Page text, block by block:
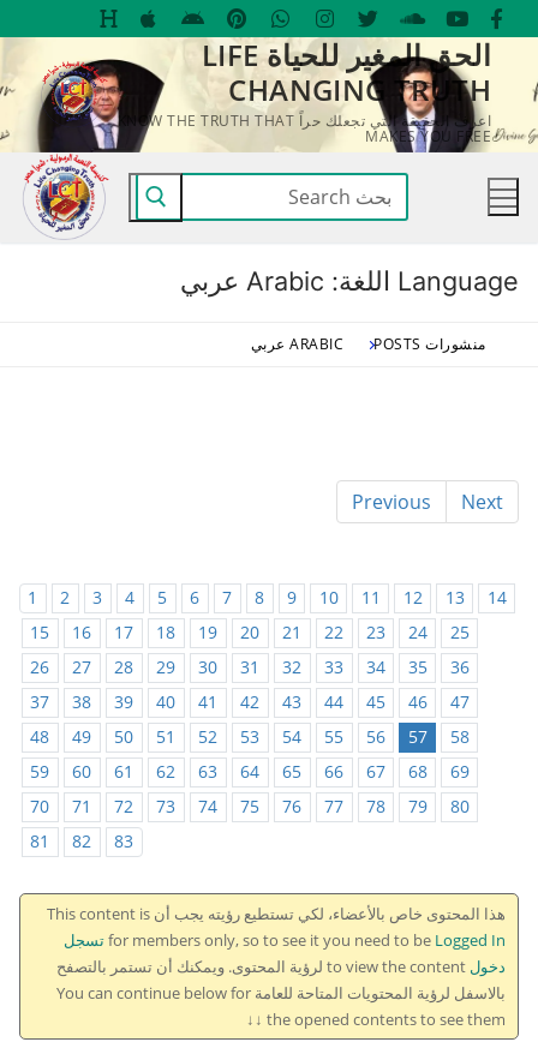
التجاوز
المحتوى
الحق المغير للحياة LIFE
CHANGING TRUTH
اعرف الحقيقة التي تجعلك حراً KNOW THE TRUTH THAT
MAKES YOU FREE
البحث
عن:
Language اللغة: Arabic عربي
منشورات POSTS ARABIC عربي
Previous Next
1 2 3 4 5 6 7 8 9 10 11 12 13
14
15
16 17 18 19 20 21 22 23 24
25
26
27 28 29 30 31 32 33 34 35
36
37
38 39 40 41 42 43 44 45 46
47
48
49 50 51 52 53 54 55 56 57
58
59
60 61 62 63 64 65 66 67 68
69
70
71 72 73 74 75 76 77 78 79
80
81
82 83
هذا المحتوى خاص بالأعضاء، لكي تستطيع رؤيته يجب أن This content is
for members only, so to see it you need to beLogged In تسجل
دخول
to view the content لرؤية المحتوى. ويمكنك أن تستمر بالتصفح
بالاسفل لرؤية المحتويات المتاحة للعامة You can continue below for
the opened contents to see them ↓↓